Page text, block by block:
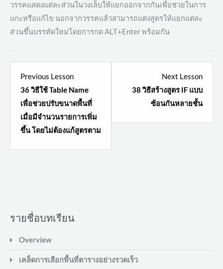
วรรคแสดงแต่ละส่วนในวงเล็บให้แยกออกจากกันเพื่อช่วยในการ
แกะหรือแก้ไข นอกจากวรรคแล้วสามารถแต่งสูตรให้แยกแต่ละ
ส่วนขึ้นบรรทัดใหม่โดยการกด ALT+Enter พร้อมกัน
Previous Lesson
36 วิธีใช้ Table Name
เพื่อช่วยปรับขนาดพื้นที่
เมื่อมีจำนวนรายการเพิ่ม
ขึ้น โดยไม่ต้องแก้สูตรตาม
ค้นหา
ข้อมูล
เร็ว
Next Lesson
38 วิธีสร้างสูตร IF แบบ
ซ้อนกันหลายชั้น
2
within
ท้า
รายชื่อบทเรียน
Overview
เคล็ดการเลือกพื้นที่ตารางอย่างรวดเร็ว